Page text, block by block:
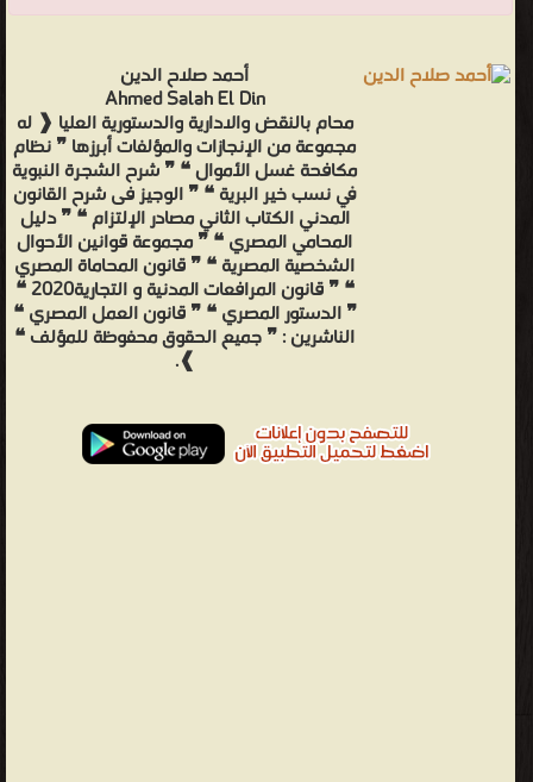
أحمد صلاح الدين
Ahmed Salah El Din
محام بالنقض والادارية والدستورية العليا ❰ له
مجموعة من الإنجازات والمؤلفات أبرزها ❞ نظام
مكافحة غسل الأموال ❝ ❞ شرح الشجرة النبوية
في نسب خير البرية ❝ ❞ الوجيز فى شرح القانون
المدني الكتاب الثاني مصادر الإلتزام ❝ ❞ دليل
المحامي المصري ❝ ❞ مجموعة قوانين الأحوال
الشخصية المصرية ❝ ❞ قانون المحاماة المصري
❝ ❞ قانون المرافعات المدنية و التجارية2020 ❝
❞ الدستور المصري ❝ ❞ قانون العمل المصري ❝
الناشرين : ❞ جميع الحقوق محفوظة للمؤلف ❝
❱.